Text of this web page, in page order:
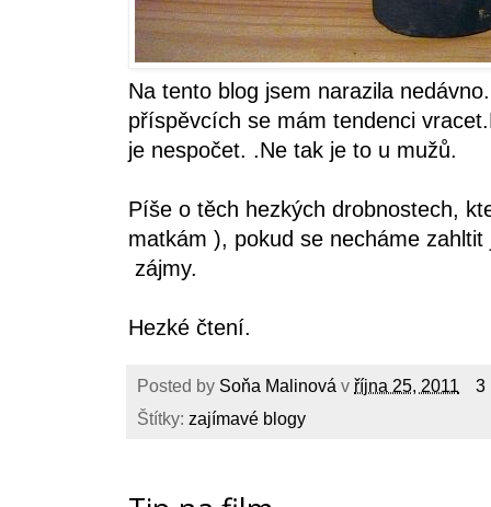
Na tento blog jsem narazila
příspěvcích se mám tendenci
je nespočet. .Ne tak je to u mužů.
Píše o těch hezkých drobnostech,
matkám ), pokud se necháme
zájmy.
Hezké čtení.
Posted by Soňa Malinová v října 25, 2011
3
Štítky: zajímavé blogy